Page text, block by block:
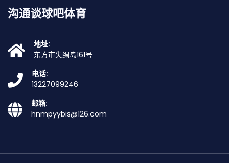
沟通谈球吧体育
地址:
东方市失绸岛161号
电话:
13227099246
邮箱:
hnmpyybis@126.com